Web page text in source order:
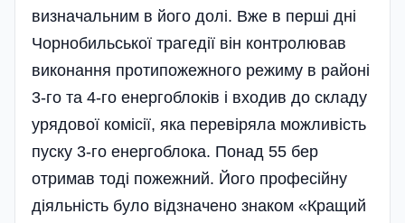
визначальним в його долі. Вже в перші дні
Чорнобильської трагедії він контролював
виконання протипожежного режиму в районі
3-го та 4-го енергоблоків і входив до складу
урядової комісії, яка перевіряла можливість
пуску 3-го енергоблока. Понад 55 бер
отримав тоді пожежний. Його професійну
діяльність було відзначено знаком «Кращий